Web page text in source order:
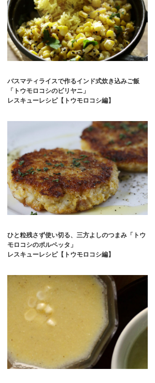
バスマティライスで作るインド式炊き込みご飯
「トウモロコシのビリヤニ」
レスキューレシピ【トウモロコシ編】
ひと粒残さず使い切る、三方よしのつまみ「トウ
モロコシのポルペッタ」
レスキューレシピ【トウモロコシ編】